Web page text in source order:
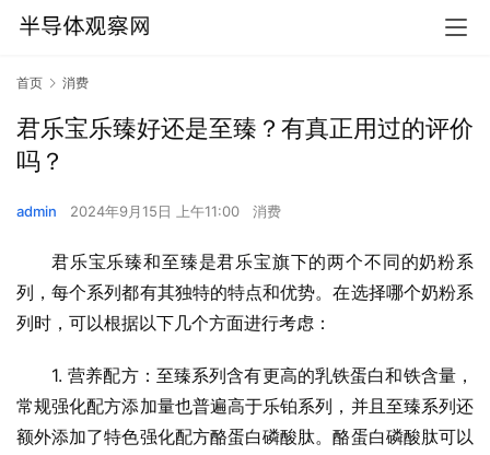
首页 消费
君乐宝乐臻好还是至臻？有真正用过的评价
吗？
admin 2024年9月15日 上午11:00 消费
君乐宝乐臻和至臻是君乐宝旗下的两个不同的奶粉系
列，每个系列都有其独特的特点和优势。在选择哪个奶粉系
列时，可以根据以下几个方面进行考虑：
1. 营养配方：至臻系列含有更高的乳铁蛋白和铁含量，
常规强化配方添加量也普遍高于乐铂系列，并且至臻系列还
额外添加了特色强化配方酪蛋白磷酸肽。酪蛋白磷酸肽可以